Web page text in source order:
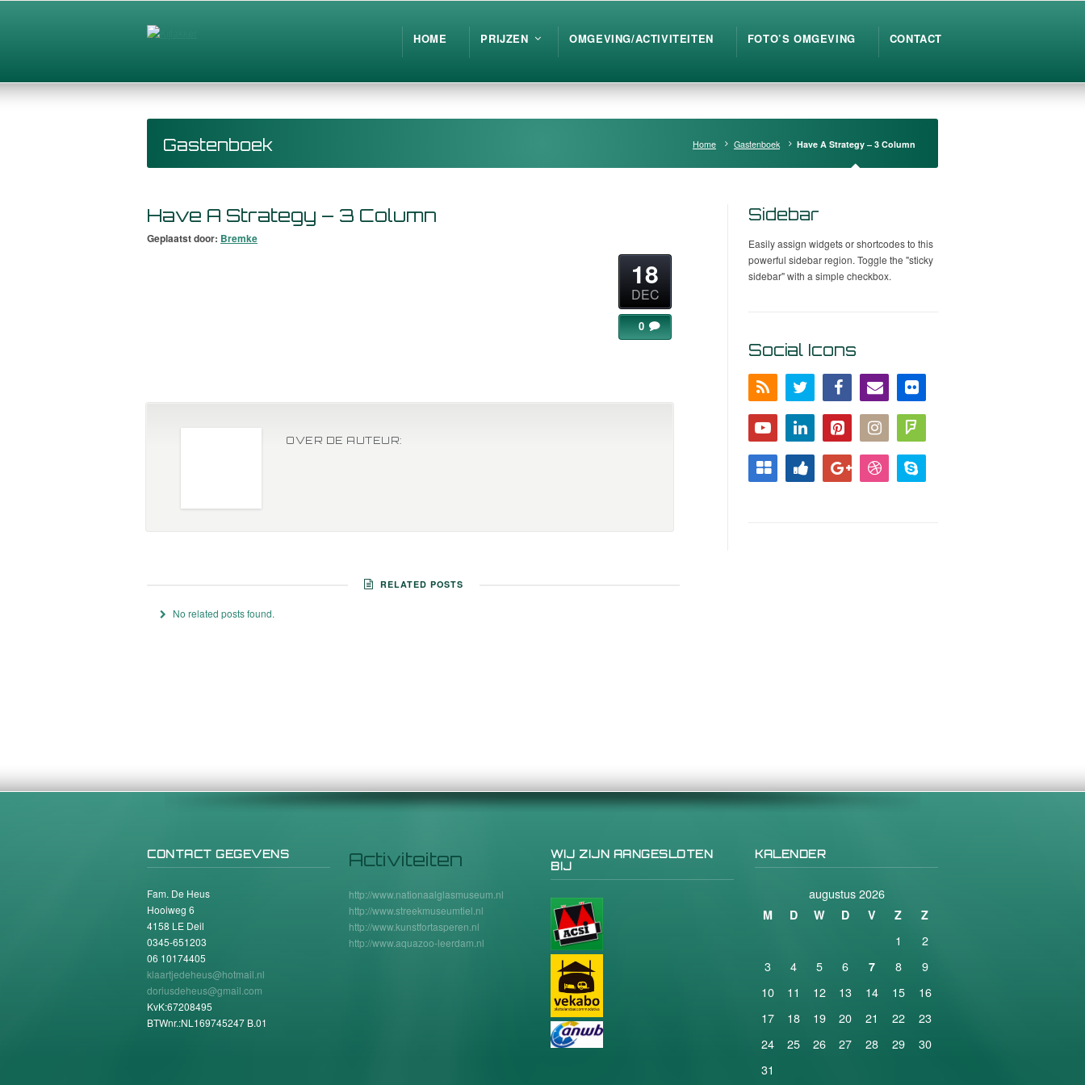
HOME PRIJZEN OMGEVING/ACTIVITEITEN FOTO’S OMGEVING CONTACT
Gastenboek Home Gastenboek Have A Strategy – 3 Column
Have A Strategy – 3 Column
Geplaatst door: Bremke
18
DEC
0
OVER DE AUTEUR:
RELATED POSTS
No related posts found.
Sidebar
Easily assign widgets or shortcodes to this
powerful sidebar region. Toggle the "sticky
sidebar" with a simple checkbox.
Social Icons
CONTACT GEGEVENS
Fam. De Heus
Hooiweg 6
4158 LE Deil
0345-651203
06 10174405
klaartjedeheus@hotmail.nl
doriusdeheus@gmail.com
KvK:67208495
BTWnr.:NL169745247 B.01
Activiteiten
http://www.nationaalglasmuseum.nl
http://www.streekmuseumtiel.nl
http://www.kunstfortasperen.nl
http://www.aquazoo-leerdam.nl
WIJ ZIJN AANGESLOTEN
BIJ
KALENDER
augustus 2026
M D W D V Z Z
1
2
3
4 5 6 7 8
9
10
11 12 13 14 15
16
17
18 19 20 21 22
23
24
25 26 27 28 29
30
31